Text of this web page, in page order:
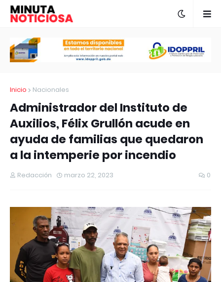
Inicio Nacionales
Administrador del Instituto de
Auxilios, Félix Grullón acude en
ayuda de familias que quedaron
a la intemperie por incendio
Redacción marzo 22, 2023 0